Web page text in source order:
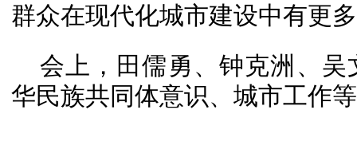
群众在现代化城市建设中有更
会上，田儒勇、钟克洲、
华民族共同体意识、城市工作